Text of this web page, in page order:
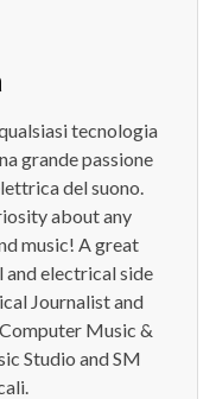
tecnologia
grande passione
del suono.
about any
music! A great
and electrical side
Journalist and
Music &
Studio and SM